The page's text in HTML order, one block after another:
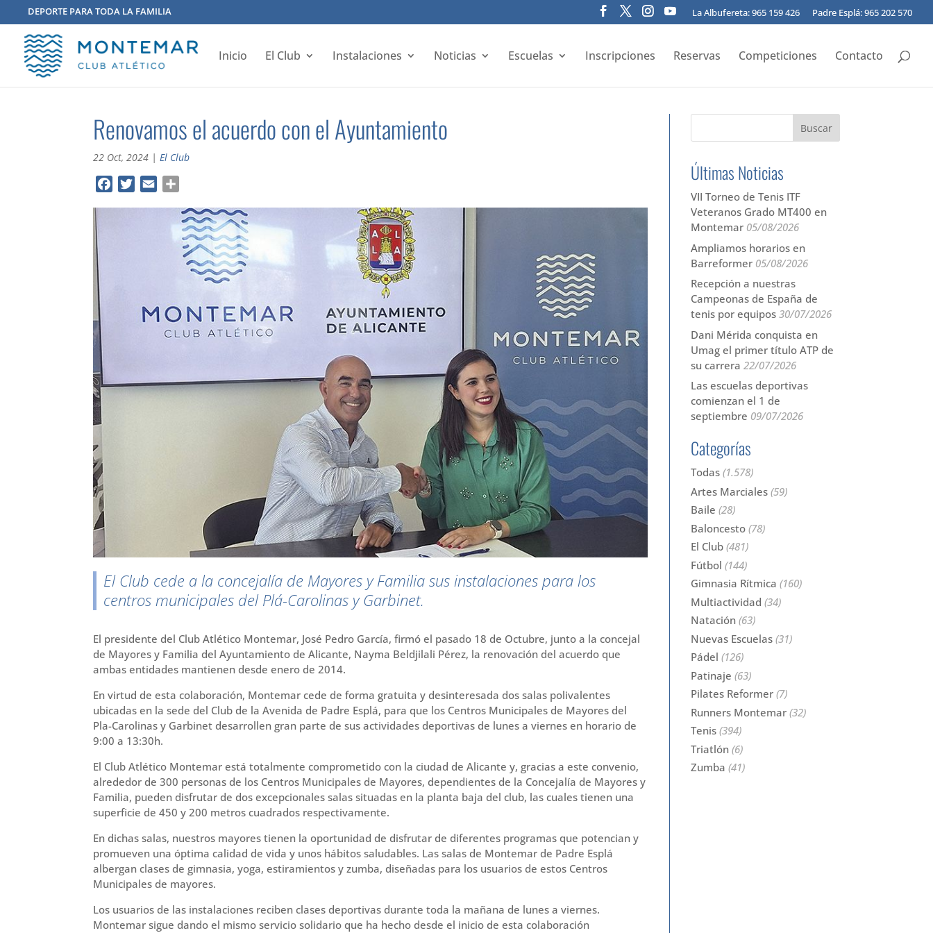
DEPORTE PARA TODA LA FAMILIA La Albufereta: 965 159 426 Padre Esplá: 965 202 570
Inicio El Club Instalaciones Noticias Escuelas Inscripciones Reservas Competiciones Contacto
Renovamos el acuerdo con el Ayuntamiento
22 Oct, 2024 |El Club
m
p
a
r
El Club cede a la concejalía de Mayores y Familia sus instalaciones para los
centros municipales del Plá-Carolinas y Garbinet.
El presidente del Club Atlético Montemar, José Pedro García, firmó el pasado 18 de Octubre, junto a la concejal
de Mayores y Familia del Ayuntamiento de Alicante, Nayma Beldjilali Pérez, la renovación del acuerdo que
ambas entidades mantienen desde enero de 2014.
En virtud de esta colaboración, Montemar cede de forma gratuita y desinteresada dos salas polivalentes
ubicadas en la sede del Club de la Avenida de Padre Esplá, para que los Centros Municipales de Mayores del
Pla-Carolinas y Garbinet desarrollen gran parte de sus actividades deportivas de lunes a viernes en horario de
9:00 a 13:30h.
El Club Atlético Montemar está totalmente comprometido con la ciudad de Alicante y, gracias a este convenio,
alrededor de 300 personas de los Centros Municipales de Mayores, dependientes de la Concejalía de Mayores y
Familia, pueden disfrutar de dos excepcionales salas situadas en la planta baja del club, las cuales tienen una
superficie de 450 y 200 metros cuadrados respectivamente.
En dichas salas, nuestros mayores tienen la oportunidad de disfrutar de diferentes programas que potencian y
promueven una óptima calidad de vida y unos hábitos saludables. Las salas de Montemar de Padre Esplá
albergan clases de gimnasia, yoga, estiramientos y zumba, diseñadas para los usuarios de estos Centros
Municipales de mayores.
Los usuarios de las instalaciones reciben clases deportivas durante toda la mañana de lunes a viernes.
Montemar sigue dando el mismo servicio solidario que ha hecho desde el inicio de esta colaboración
Últimas Noticias
VII Torneo de Tenis ITF
Veteranos Grado MT400 en
Montemar 05/08/2026
Ampliamos horarios en
Barreformer 05/08/2026
Recepción a nuestras
Campeonas de España de
tenis por equipos 30/07/2026
Dani Mérida conquista en
Umag el primer título ATP de
su carrera 22/07/2026
Las escuelas deportivas
comienzan el 1 de
septiembre 09/07/2026
Categorías
Todas(1.578)
Artes Marciales(59)
Baile (28)
Baloncesto(78)
El Club(481)
Fútbol (144)
Gimnasia Rítmica (160)
Multiactividad (34)
Natación(63)
Nuevas Escuelas(31)
Pádel (126)
Patinaje (63)
Pilates Reformer(7)
Runners Montemar(32)
Tenis(394)
Triatlón(6)
Zumba (41)